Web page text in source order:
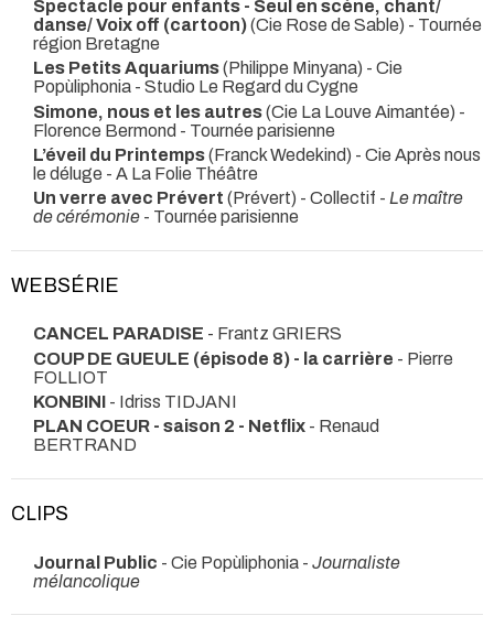
Spectacle pour enfants - Seul en scène, chant/
danse/ Voix off (cartoon)(Cie Rose de Sable) - Tournée
région Bretagne
Les Petits Aquariums(Philippe Minyana) - Cie
Popùliphonia - Studio Le Regard du Cygne
Simone, nous et les autres(Cie La Louve Aimantée) -
Florence Bermond - Tournée parisienne
L’éveil du Printemps(Franck Wedekind) - Cie Après nous
le déluge - A La Folie Théâtre
Un verre avec Prévert (Prévert) - Collectif - Le maître
de cérémonie - Tournée parisienne
WEBSÉRIE
CANCEL PARADISE - Frantz GRIERS
COUP DE GUEULE (épisode 8) - la carrière - Pierre
FOLLIOT
KONBINI - Idriss TIDJANI
PLAN COEUR - saison 2 - Netflix - Renaud
BERTRAND
CLIPS
Journal Public - Cie Popùliphonia - Journaliste
mélancolique